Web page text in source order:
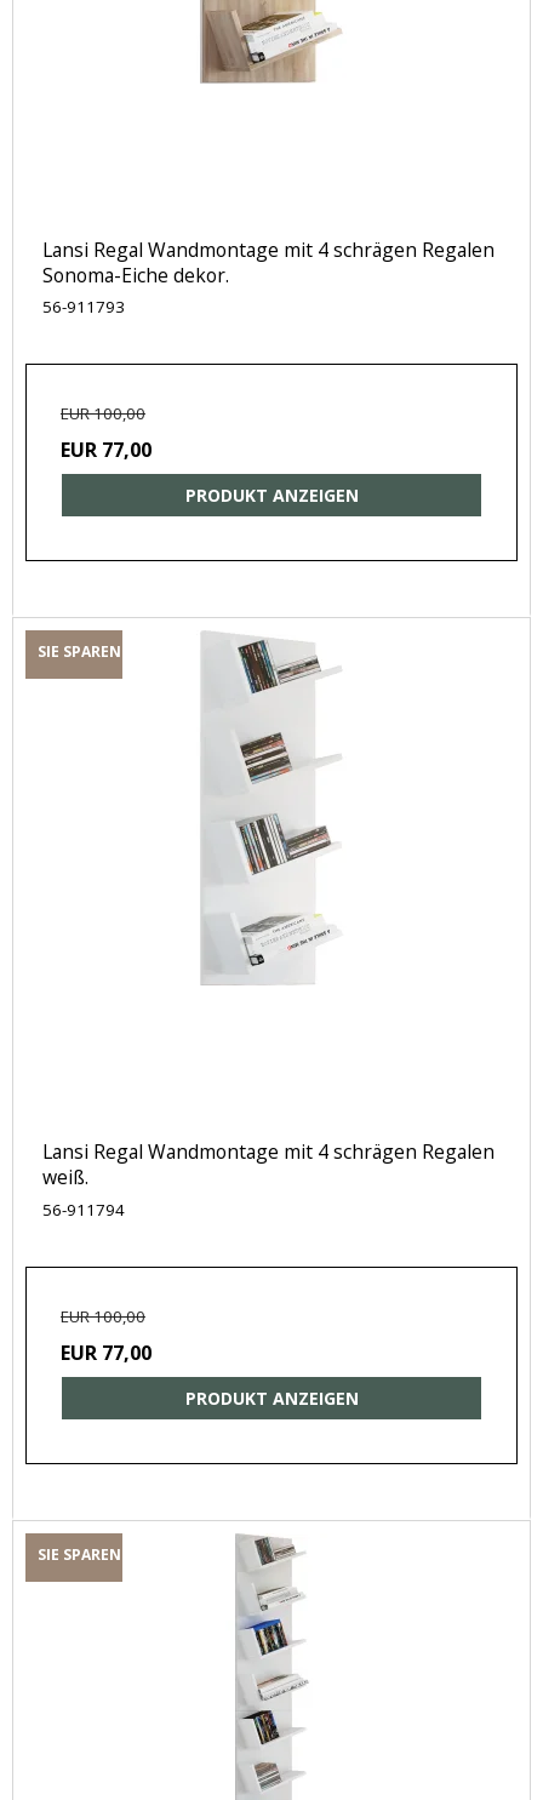
Lansi Regal Wandmontage mit 4 schrägen Regalen
Sonoma-Eiche dekor.
56-911793
EUR 100,00
EUR 77,00
PRODUKT ANZEIGEN
SIE SPAREN
Lansi Regal Wandmontage mit 4 schrägen Regalen
weiß.
56-911794
EUR 100,00
EUR 77,00
PRODUKT ANZEIGEN
SIE SPAREN